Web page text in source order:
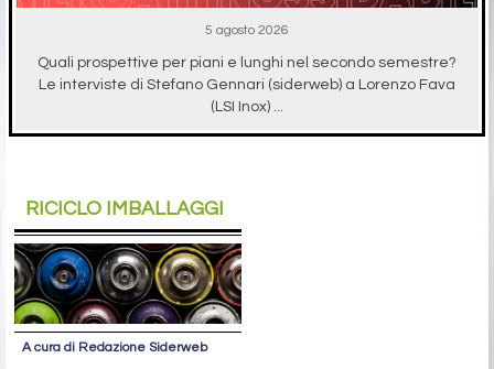
5 agosto 2026
Quali prospettive per piani e lunghi nel secondo semestre?
Le interviste di Stefano Gennari (siderweb) a Lorenzo Fava
(LSI Inox) ...
RICICLO IMBALLAGGI
A cura di Redazione Siderweb